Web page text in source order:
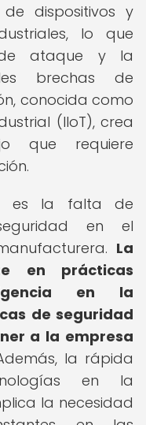
dispositivos y
lo que
ataque y la
brechas de
conocida como
(IIoT), crea
que requiere
es la falta de
en el
La
en prácticas
en la
de seguridad
a la empresa
la rápida
en la
la necesidad